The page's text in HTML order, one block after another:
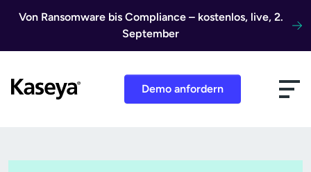
Von Ransomware bis Compliance – kostenlos, live, 2.
September
Demo anfordern